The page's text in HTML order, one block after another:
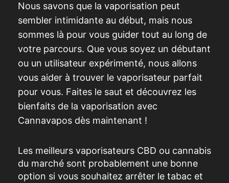
Nous savons que la vaporisation peut
sembler intimidante au début, mais nous
sommes là pour vous guider tout au long de
votre parcours. Que vous soyez un débutant
ou un utilisateur expérimenté, nous allons
vous aider à trouver le vaporisateur parfait
pour vous. Faites le saut et découvrez les
bienfaits de la vaporisation avec
Cannavapos dès maintenant !
Les meilleurs vaporisateurs CBD ou cannabis
du marché sont probablement une bonne
option si vous souhaitez arrêter le tabac et